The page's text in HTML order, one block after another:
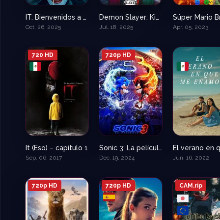
7.211IT: Bienvenidos a Derry – IT: Welcome To Derry
Oct. 26, 2025
9.4
Demon Slayer: Kimetsu no Yaiba castillo infinito
Jul. 18, 2025 Apr. 05, 2023
7.3
720 HD
It (Eso) – capitulo 1
Sep. 06, 2017
7.5
720p HD
Sonic 3: La película
Dec. 19, 2024 Jun. 16, 2022
720p HD 720p HD CAM.rip